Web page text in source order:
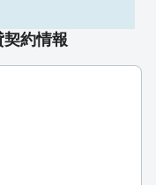
約情報